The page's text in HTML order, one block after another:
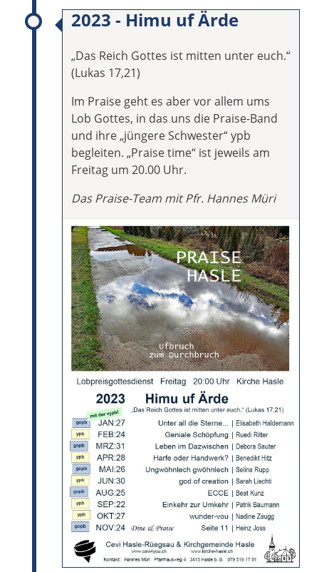
2023 - Himu uf Ärde
„Das Reich Gottes ist mitten unter euch.“
(Lukas 17,21)
Im Praise geht es aber vor allem ums
Lob Gottes, in das uns die Praise-Band
und ihre „jüngere Schwester“ ypb
begleiten. „Praise time“ ist jeweils am
Freitag um 20.00 Uhr.
Das Praise-Team mit Pfr. Hannes Müri